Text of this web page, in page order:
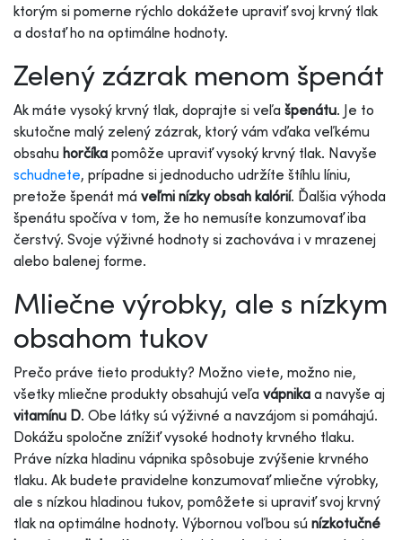
ktorým si pomerne rýchlo dokážete upraviť svoj krvný tlak
a dostať ho na optimálne hodnoty.
Zelený zázrak menom špenát
Ak máte vysoký krvný tlak, doprajte si veľa špenátu. Je to
skutočne malý zelený zázrak, ktorý vám vďaka veľkému
obsahu horčíka pomôže upraviť vysoký krvný tlak. Navyše
schudnete, prípadne si jednoducho udržíte štíhlu líniu,
pretože špenát má veľmi nízky obsah kalórií. Ďalšia výhoda
špenátu spočíva v tom, že ho nemusíte konzumovať iba
čerstvý. Svoje výživné hodnoty si zachováva i v mrazenej
alebo balenej forme.
Mliečne výrobky, ale s nízkym
obsahom tukov
Prečo práve tieto produkty? Možno viete, možno nie,
všetky mliečne produkty obsahujú veľa vápnika a navyše aj
vitamínu D. Obe látky sú výživné a navzájom si pomáhajú.
Dokážu spoločne znížiť vysoké hodnoty krvného tlaku.
Práve nízka hladinu vápnika spôsobuje zvýšenie krvného
tlaku. Ak budete pravidelne konzumovať mliečne výrobky,
ale s nízkou hladinou tukov, pomôžete si upraviť svoj krvný
tlak na optimálne hodnoty. Výbornou voľbou sú nízkotučné